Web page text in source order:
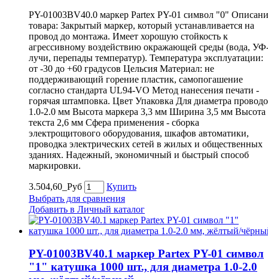
PY-01003BV40.0 маркер Partex PY-01 символ "0"
товара: Закрытый маркер, который устанавливается на
провод до монтажа. Имеет хорошую стойкость к
агрессивному воздействию окражающей среды (вода,
лучи, перепады температур). Температура эксплуатации:
от -30 до +60 градусов Цельсия Материал: не
поддерживающий горение пластик, самопогашение
согласно стандарта UL94-VO Метод нанесения печати -
горячая штамповка. Цвет Упаковка Для диаметра
1.0-2.0 мм Высота маркера 3,3 мм Ширина 3,5 мм Высота
текста 2,6 мм Сфера применения - сборка
электрощитового оборудования, шкафов автоматики,
проводка электрических сетей в жилых и общественных
зданиях. Надежный, экономичный и быстрый способ
маркировки.
3.504,60_Руб
Купить
Выбрать для сравнения
Добавить в Личный каталог
PY-01003BV40.1 маркер Partex PY-01 символ
"1" катушка 1000 шт., для диаметра 1.0-2.0